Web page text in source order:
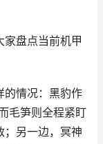
家盘点当前机甲
的情况：黑豹作
毛笋则全程紧盯
；另一边，冥神